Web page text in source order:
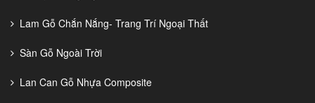
Lam Gỗ Chắn Nắng- Trang Trí Ngoại Thất
Sàn Gỗ Ngoài Trời
Lan Can Gỗ Nhựa Composite